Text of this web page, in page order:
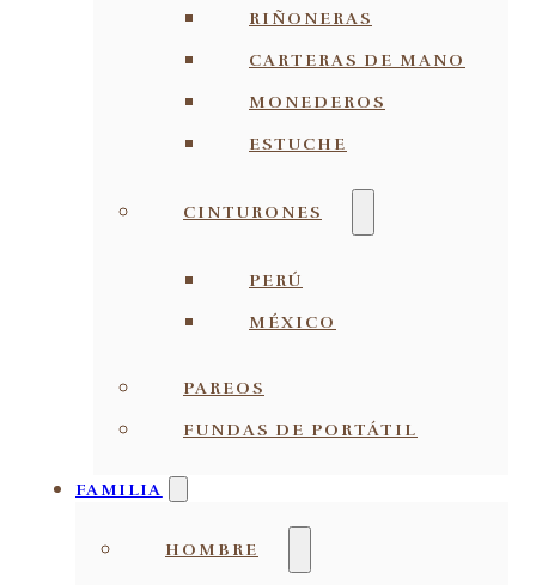
RIÑONERAS
CARTERAS DE MANO
MONEDEROS
ESTUCHE
CINTURONES
PERÚ
MÉXICO
PAREOS
FUNDAS DE PORTÁTIL
FAMILIA
HOMBRE